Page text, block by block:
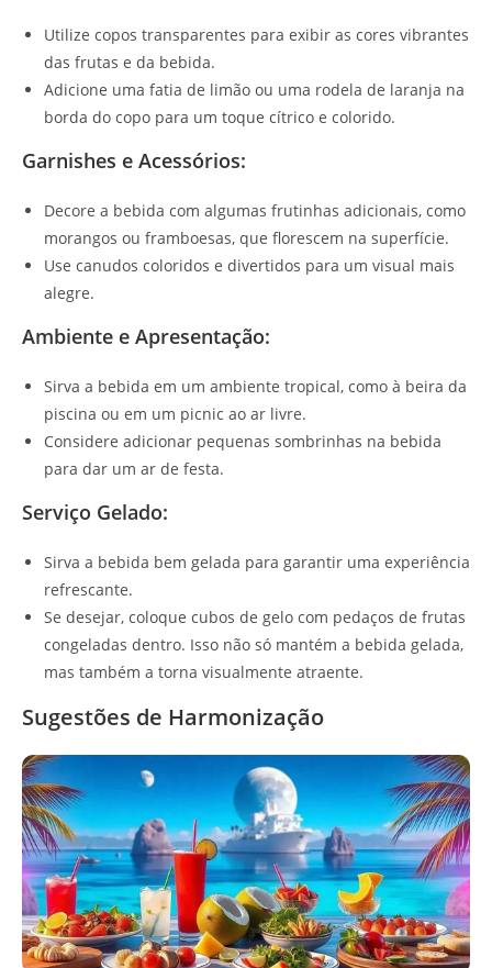
Utilize copos transparentes para exibir as cores vibrantes
das frutas e da bebida.
Adicione uma fatia de limão ou uma rodela de laranja na
borda do copo para um toque cítrico e colorido.
Garnishes e Acessórios:
Decore a bebida com algumas frutinhas adicionais, como
morangos ou framboesas, que florescem na superfície.
Use canudos coloridos e divertidos para um visual mais
alegre.
Ambiente e Apresentação:
Sirva a bebida em um ambiente tropical, como à beira da
piscina ou em um picnic ao ar livre.
Considere adicionar pequenas sombrinhas na bebida
para dar um ar de festa.
Serviço Gelado:
Sirva a bebida bem gelada para garantir uma experiência
refrescante.
Se desejar, coloque cubos de gelo com pedaços de frutas
congeladas dentro. Isso não só mantém a bebida gelada,
mas também a torna visualmente atraente.
Sugestões de Harmonização